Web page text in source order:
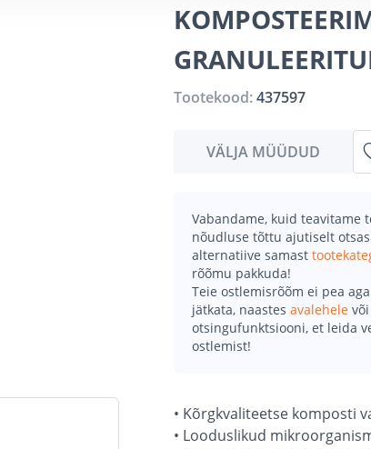
Tootekood:437597
VÄLJA MÜÜDUD
Vabandame, kuid teavitame
nõudluse tõttu ajutiselt
alternatiive samast
rõõmu pakkuda!
Teie ostlemisrõõm ei pea
jätkata, naastes avalehele
otsingufunktsiooni, et leida
ostlemist!
• Kõrgkvaliteetse komposti
• Looduslikud